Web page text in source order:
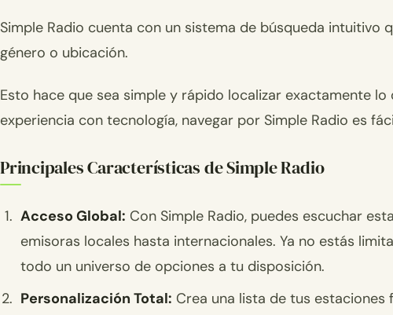
Simple Radio cuenta con un sistema de búsqueda
género o ubicación.
Esto hace que sea simple y rápido localizar exactamente
experiencia con tecnología, navegar por Simple Radio es
Principales Características de Simple Radio
Acceso Global: Con Simple Radio, puedes escuchar
emisoras locales hasta internacionales. Ya no estás
todo un universo de opciones a tu disposición.
Personalización Total: Crea una lista de tus